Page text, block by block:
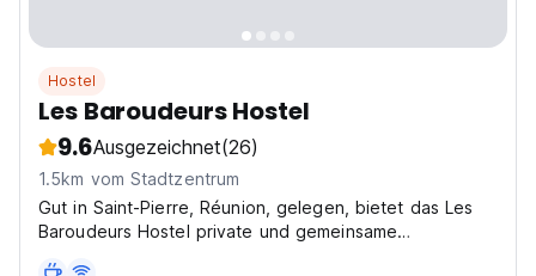
Hostel
Les Baroudeurs Hostel
9.6Ausgezeichnet(26)
1.5km vom Stadtzentrum
Gut in Saint-Pierre, Réunion, gelegen, bietet das Les
Baroudeurs Hostel private und gemeinsame